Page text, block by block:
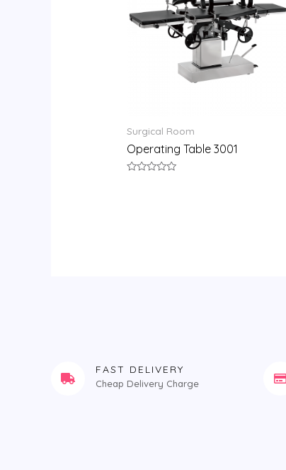
Surgical Room
Operating Table 3001
FAST DELIVERY
Cheap Delivery Charge